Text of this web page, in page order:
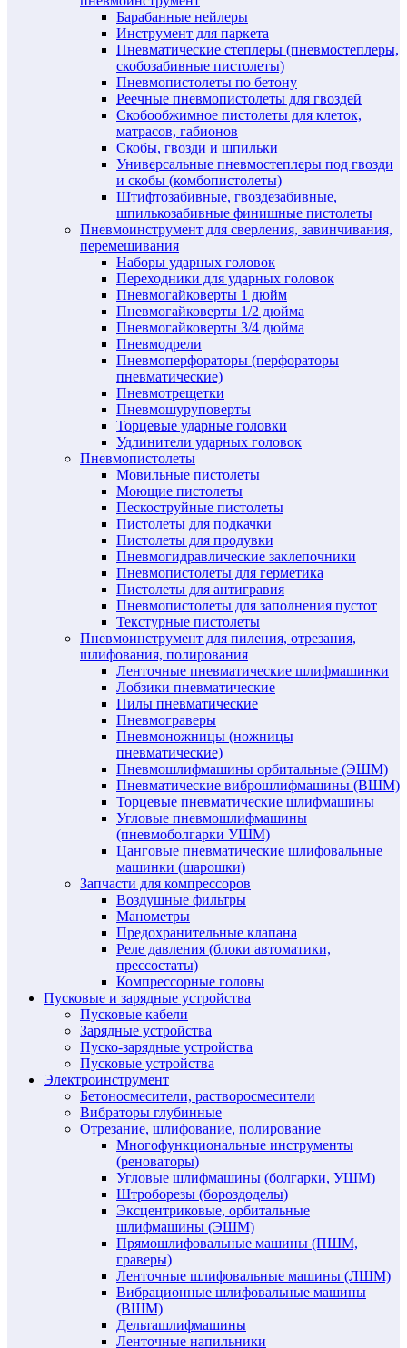
Барабанные нейлеры
Инструмент для паркета
Пневматические степлеры (пневмостеплеры,
скобозабивные пистолеты)
Пневмопистолеты по бетону
Реечные пневмопистолеты для гвоздей
Скобообжимное пистолеты для клеток,
матрасов, габионов
Скобы, гвозди и шпильки
Универсальные пневмостеплеры под гвозди
и скобы (комбопистолеты)
Штифтозабивные, гвоздезабивные,
шпилькозабивные финишные пистолеты
Пневмоинструмент для сверления, завинчивания,
перемешивания
Наборы ударных головок
Переходники для ударных головок
Пневмогайковерты 1 дюйм
Пневмогайковерты 1/2 дюйма
Пневмогайковерты 3/4 дюйма
Пневмодрели
Пневмоперфораторы (перфораторы
пневматические)
Пневмотрещетки
Пневмошуруповерты
Торцевые ударные головки
Удлинители ударных головок
Пневмопистолеты
Мовильные пистолеты
Моющие пистолеты
Пескоструйные пистолеты
Пистолеты для подкачки
Пистолеты для продувки
Пневмогидравлические заклепочники
Пневмопистолеты для герметика
Пистолеты для антигравия
Пневмопистолеты для заполнения пустот
Текстурные пистолеты
Пневмоинструмент для пиления, отрезания,
шлифования, полирования
Ленточные пневматические шлифмашинки
Лобзики пневматические
Пилы пневматические
Пневмограверы
Пневмоножницы (ножницы
пневматические)
Пневмошлифмашины орбитальные (ЭШМ)
Пневматические виброшлифмашины (ВШМ)
Торцевые пневматические шлифмашины
Угловые пневмошлифмашины
(пневмоболгарки УШМ)
Цанговые пневматические шлифовальные
машинки (шарошки)
Запчасти для компрессоров
Воздушные фильтры
Манометры
Предохранительные клапана
Реле давления (блоки автоматики,
прессостаты)
Компрессорные головы
Пусковые и зарядные устройства
Пусковые кабели
Зарядные устройства
Пуско-зарядные устройства
Пусковые устройства
Электроинструмент
Бетоносмесители, растворосмесители
Вибраторы глубинные
Отрезание, шлифование, полирование
Многофункциональные инструменты
(реноваторы)
Угловые шлифмашины (болгарки, УШМ)
Штроборезы (бороздоделы)
Эксцентриковые, орбитальные
шлифмашины (ЭШМ)
Прямошлифовальные машины (ПШМ,
граверы)
Ленточные шлифовальные машины (ЛШМ)
Вибрационные шлифовальные машины
(ВШМ)
Дельташлифмашины
Ленточные напильники